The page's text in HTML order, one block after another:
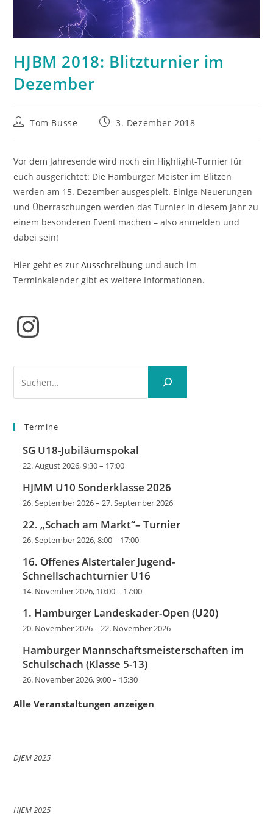
HJBM 2018: Blitzturnier im
Dezember
Beitrags-
Tom Busse
Beitrag3. Dezember 2018
Vor dem Jahresende wird noch ein Highlight-Turnier für
euch ausgerichtet: Die Hamburger Meister im Blitzen
werden am 15. Dezember ausgespielt. Einige Neuerungen
und Überraschungen werden das Turnier in diesem Jahr zu
einem besonderen Event machen – also anmelden und
dabei sein!
Hier geht es zurAusschreibung und auch im
Terminkalender gibt es weitere Informationen.
Instagram
Termine
SG U18-Jubiläumspokal
22. August 2026, 9:30– 17:00
HJMM U10 Sonderklasse 2026
26. September 2026–27. September 2026
22. „Schach am Markt“– Turnier
26. September 2026, 8:00– 17:00
16. Offenes Alstertaler Jugend-
Schnellschachturnier U16
14. November 2026, 10:00– 17:00
1. Hamburger Landeskader-Open (U20)
20. November 2026–22. November 2026
Hamburger Mannschaftsmeisterschaften im
Schulschach (Klasse 5-13)
26. November 2026, 9:00– 15:30
Alle Veranstaltungen anzeigen
DJEM 2025
HJEM 2025